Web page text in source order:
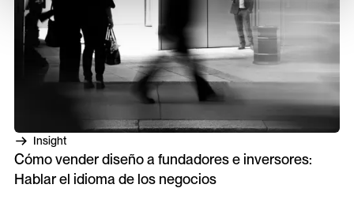
Insight
Cómo vender diseño a fundadores e inversores:
Hablar el idioma de los negocios